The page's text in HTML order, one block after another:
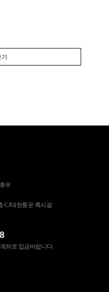
무
CJ대한통운 록시걸
좌로 입금바랍니다.